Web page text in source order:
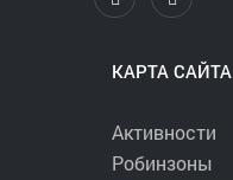
КАРТА САЙТА
Активности
Робинзоны